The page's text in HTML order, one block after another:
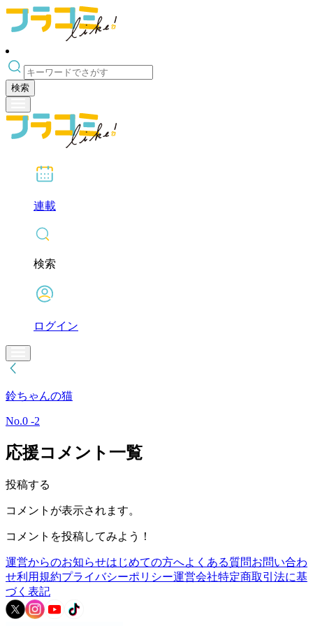
検索
連載
検索
ログイン
鈴ちゃんの猫
No.0 -2
応援コメント一覧
投稿する
コメントが表示されます。
コメントを投稿してみよう！
運営からのお知らせはじめての方へよくある質問お問い合わ
せ利用規約プライバシーポリシー運営会社特定商取引法に基
づく表記